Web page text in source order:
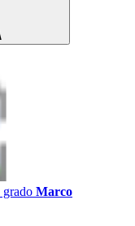
grado Marco